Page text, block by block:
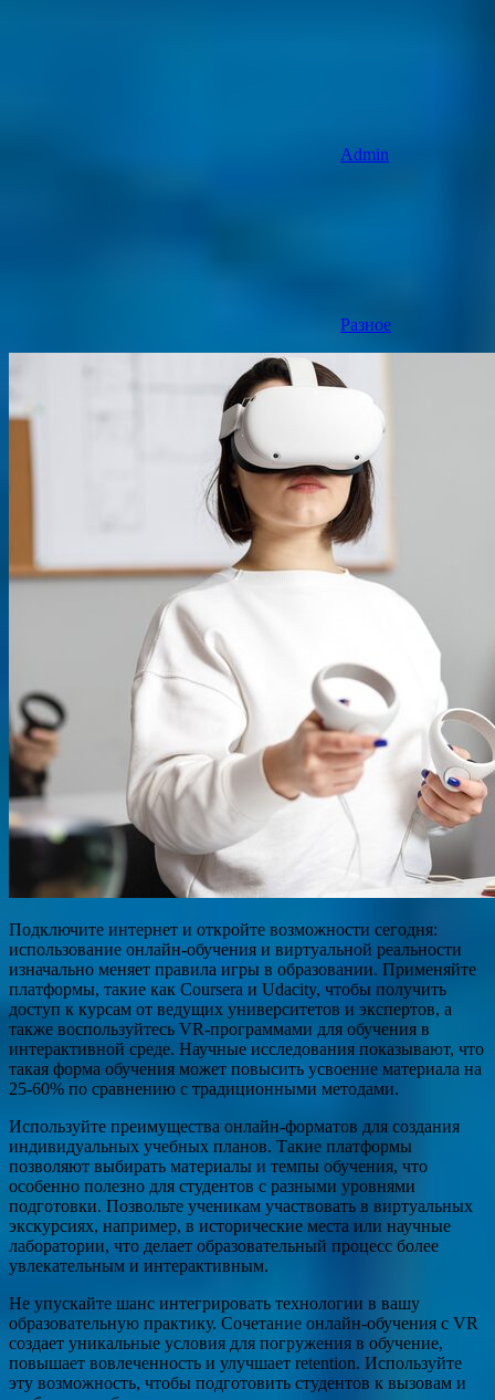
Admin
Разное
Подключите интернет и откройте возможности сегодня:
использование онлайн-обучения и виртуальной реальности
изначально меняет правила игры в образовании. Применяйте
платформы, такие как Coursera и Udacity, чтобы получить
доступ к курсам от ведущих университетов и экспертов, а
также воспользуйтесь VR-программами для обучения в
интерактивной среде. Научные исследования показывают, что
такая форма обучения может повысить усвоение материала на
25-60% по сравнению с традиционными методами.
Используйте преимущества онлайн-форматов для создания
индивидуальных учебных планов. Такие платформы
позволяют выбирать материалы и темпы обучения, что
особенно полезно для студентов с разными уровнями
подготовки. Позвольте ученикам участвовать в виртуальных
экскурсиях, например, в исторические места или научные
лаборатории, что делает образовательный процесс более
увлекательным и интерактивным.
Не упускайте шанс интегрировать технологии в вашу
образовательную практику. Сочетание онлайн-обучения с VR
создает уникальные условия для погружения в обучение,
повышает вовлеченность и улучшает retention. Используйте
эту возможность, чтобы подготовить студентов к вызовам и